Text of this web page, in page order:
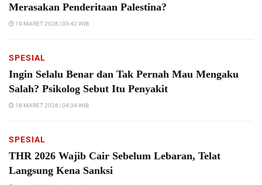
Merasakan Penderitaan Palestina?
19 MARET 2026 | 03:42 WIB
SPESIAL
Ingin Selalu Benar dan Tak Pernah Mau Mengaku
Salah? Psikolog Sebut Itu Penyakit
18 MARET 2026 | 04:34 WIB
SPESIAL
THR 2026 Wajib Cair Sebelum Lebaran, Telat
Langsung Kena Sanksi